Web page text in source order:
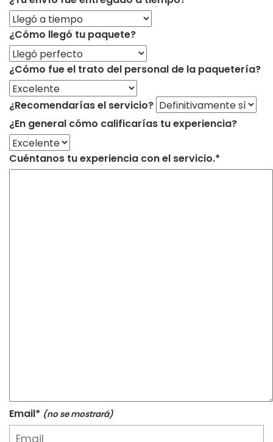
¿Cómo llegó tu paquete?
¿Cómo fue el trato del personal de la paquetería?
¿Recomendarías el servicio?
¿En general cómo calificarías tu experiencia?
Cuéntanos tu experiencia con el servicio.*
Email* (no se mostrará)